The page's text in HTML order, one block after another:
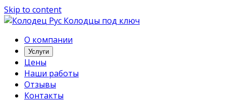
Skip to content
Колодцы под ключ
О компании
Услуги
Цены
Наши работы
Отзывы
Контакты